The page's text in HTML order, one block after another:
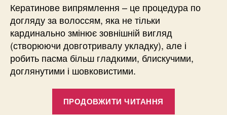
Кератинове випрямлення – це процедура по
догляду за волоссям, яка не тільки
кардинально змінює зовнішній вигляд
(створюючи довготривалу укладку), але і
робить пасма більш гладкими, блискучими,
доглянутими і шовковистими.
ПРОДОВЖИТИ ЧИТАННЯ